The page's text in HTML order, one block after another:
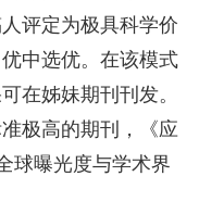
评定为极具科学价
中选优。在该模式
在姊妹期刊刊发。
极高的期刊，《应
球曝光度与学术界